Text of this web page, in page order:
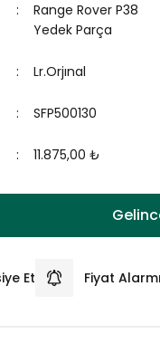
Range Rover P38
Yedek Parça
Lr.Orjınal
SFP500130
11.875,00 ₺
Et Fiyat Alarmı